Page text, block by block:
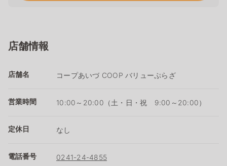
店舗情報
店舗名 コープあいづ COOP バリューぷらざ
営業時間 10:00～20:00（土・日・祝 9:00～20:00）
定休日 なし
電話番号 0241-24-4855